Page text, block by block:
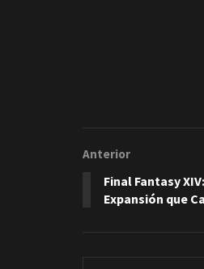
Anterior
Final Fantasy
Expansión que